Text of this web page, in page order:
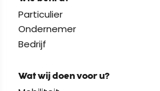
Particulier
Ondernemer
Bedrijf
Wat wij doen voor u?